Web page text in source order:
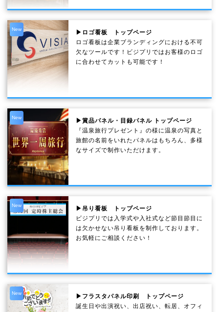
New
▶ロゴ看板 トップページ
ロゴ看板は企業ブランディングにおける不可
欠なツールです！ビジプリではお客様のロゴ
に合わせてカットも可能です！
New
▶賞品パネル・目録パネル トップページ
『温泉旅行プレゼント』の様に温泉の写真と
旅館の名前をいれたパネルはもちろん、多様
なサイズで制作いただけます。
New
▶吊り看板 トップページ
ビジプリでは入学式や入社式など節目節目に
は欠かせない吊り看板を制作しております。
お気軽にご相談ください！
New
▶フラスタパネル印刷 トップページ
誕生日や出演祝い、出店祝い、転居、オフィ